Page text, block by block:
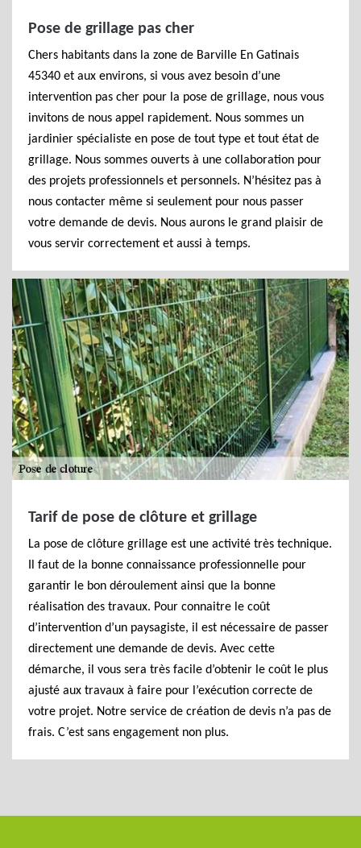
Pose de grillage pas cher
Chers habitants dans la zone de Barville En Gatinais
45340 et aux environs, si vous avez besoin d’une
intervention pas cher pour la pose de grillage, nous vous
invitons de nous appel rapidement. Nous sommes un
jardinier spécialiste en pose de tout type et tout état de
grillage. Nous sommes ouverts à une collaboration pour
des projets professionnels et personnels. N’hésitez pas à
nous contacter même si seulement pour nous passer
votre demande de devis. Nous aurons le grand plaisir de
vous servir correctement et aussi à temps.
Tarif de pose de clôture et grillage
La pose de clôture grillage est une activité très technique.
Il faut de la bonne connaissance professionnelle pour
garantir le bon déroulement ainsi que la bonne
réalisation des travaux. Pour connaitre le coût
d’intervention d’un paysagiste, il est nécessaire de passer
directement une demande de devis. Avec cette
démarche, il vous sera très facile d’obtenir le coût le plus
ajusté aux travaux à faire pour l’exécution correcte de
votre projet. Notre service de création de devis n’a pas de
frais. C’est sans engagement non plus.